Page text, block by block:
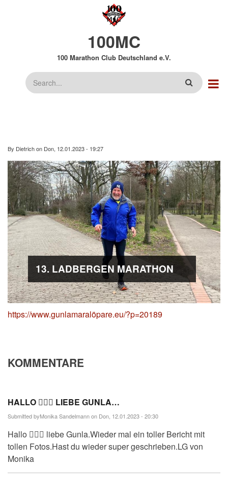
100MC
100 Marathon Club Deutschland e.V.
Suche
By Dietrichon Don, 12.01.2023 - 19:27
13. LADBERGEN MARATHON
https://www.gunlamaralöpare.eu/?p=20189
KOMMENTARE
HALLO 🙋🏻‍♀️ LIEBE GUNLA…
Submitted byMonika Sandelmannon Don, 12.01.2023 - 20:30
Hallo 🙋🏻‍♀️ liebe Gunla.Wieder mal ein toller Bericht mit
tollen Fotos.Hast du wieder super geschrieben.LG von
Monika